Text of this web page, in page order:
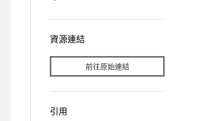
資源連結
前往原始連結
引用